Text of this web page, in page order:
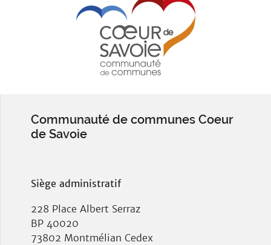
Communauté de communes Coeur
de Savoie
Siège administratif
228 Place Albert Serraz
BP 40020
73802 Montmélian Cedex